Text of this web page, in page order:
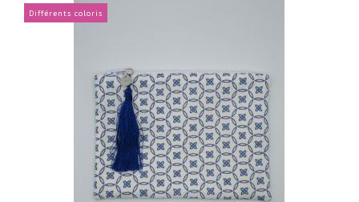
Différents coloris